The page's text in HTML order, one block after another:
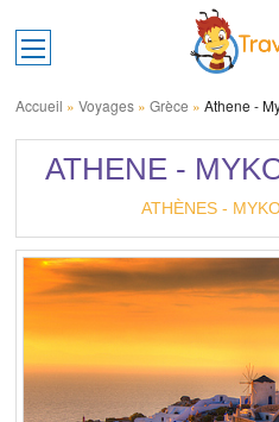
Toggle main menu visibility
Accueil » Voyages » Grèce » Athene -
ATHENE -
ATHÈNES -